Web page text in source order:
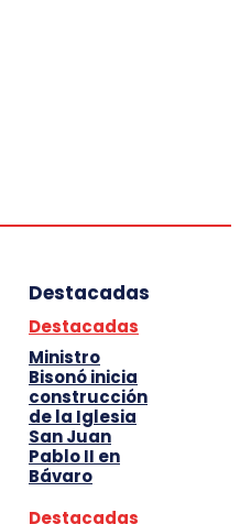
Destacadas
Destacadas
Ministro
Bisonó inicia
construcción
de la Iglesia
San Juan
Pablo II en
Bávaro
Destacadas